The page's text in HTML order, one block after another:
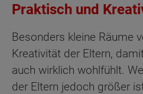
Praktisch und
Besonders kleine Räume
Kreativität der Eltern,
auch wirklich wohlfühlt.
der Eltern jedoch größer